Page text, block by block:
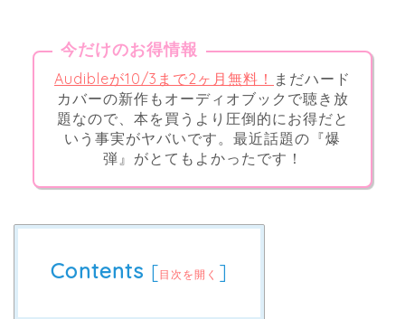
今だけのお得情報
Audibleが10/3まで2ヶ月無料！ まだハード
カバーの新作もオーディオブックで聴き放
題なので、本を買うより圧倒的にお得だと
いう事実がヤバいです。最近話題の『爆
弾』がとてもよかったです！
Contents [目次を開く ]